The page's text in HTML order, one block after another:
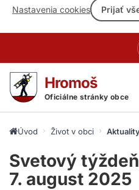
Nastavenia cookies Prijať
obsahu
Hromoš
Oficiálne stránky obce
Úvod Život v obci
Svetový
7. august 2025